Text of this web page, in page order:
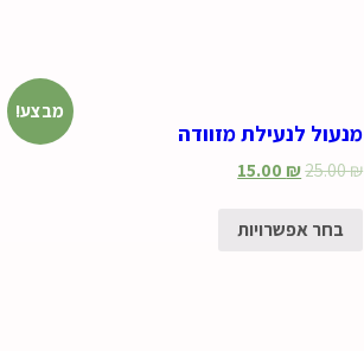
מבצע!
מנעול לנעילת מזוודה
25.00₪
15.00 ₪
בחר אפשרויות